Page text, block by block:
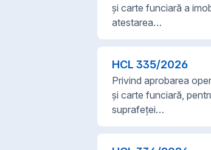
și carte funciară a
atestarea…
HCL 335/2026
Privind aprobarea
și carte funciară,
suprafeței…